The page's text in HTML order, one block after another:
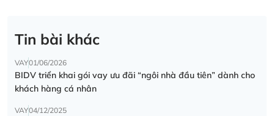
Tin bài khác
VAY01/06/2026
BIDV triển khai gói vay ưu đãi “ngôi nhà đầu tiên” dành cho
khách hàng cá nhân
VAY04/12/2025